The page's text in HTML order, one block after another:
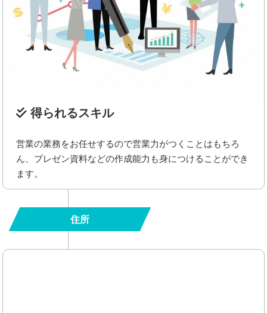
得られるスキル
営業の業務をお任せするので営業力がつくことはもちろ
ん、プレゼン資料などの作成能力も身につけることができ
ます。
住所